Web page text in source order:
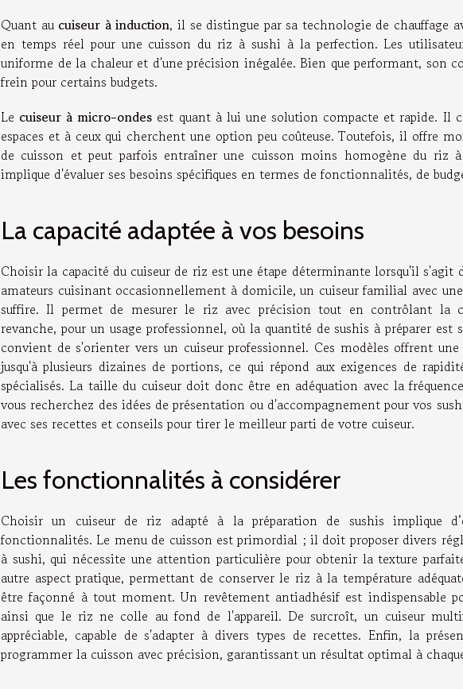
Quant au cuiseur à induction, il se distingue par sa technologie de chauffage
en temps réel pour une cuisson du riz à sushi à la perfection. Les
uniforme de la chaleur et d'une précision inégalée. Bien que performant, son
frein pour certains budgets.
Le cuiseur à micro-ondes est quant à lui une solution compacte et rapide. Il
espaces et à ceux qui cherchent une option peu coûteuse. Toutefois, il offre
de cuisson et peut parfois entraîner une cuisson moins homogène du riz
implique d'évaluer ses besoins spécifiques en termes de fonctionnalités, de
La capacité adaptée à vos besoins
Choisir la capacité du cuiseur de riz est une étape déterminante lorsqu'il s'agit
amateurs cuisinant occasionnellement à domicile, un cuiseur familial avec
suffire. Il permet de mesurer le riz avec précision tout en contrôlant la
revanche, pour un usage professionnel, où la quantité de sushis à préparer
convient de s'orienter vers un cuiseur professionnel. Ces modèles offrent
jusqu'à plusieurs dizaines de portions, ce qui répond aux exigences de
spécialisés. La taille du cuiseur doit donc être en adéquation avec la
vous recherchez des idées de présentation ou d'accompagnement pour vos
avec ses recettes et conseils pour tirer le meilleur parti de votre cuiseur.
Les fonctionnalités à considérer
Choisir un cuiseur de riz adapté à la préparation de sushis implique
fonctionnalités. Le menu de cuisson est primordial ; il doit proposer divers
à sushi, qui nécessite une attention particulière pour obtenir la texture
autre aspect pratique, permettant de conserver le riz à la température
être façonné à tout moment. Un revêtement antiadhésif est indispensable
ainsi que le riz ne colle au fond de l'appareil. De surcroît, un cuiseur
appréciable, capable de s'adapter à divers types de recettes. Enfin, la
programmer la cuisson avec précision, garantissant un résultat optimal à